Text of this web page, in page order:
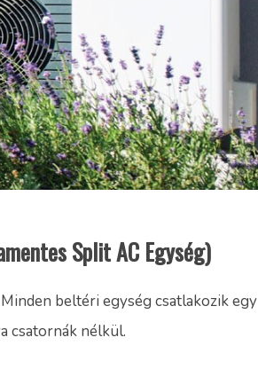
Split AC Egység)
beltéri egység csatlakozik egy
csatornák nélkül.